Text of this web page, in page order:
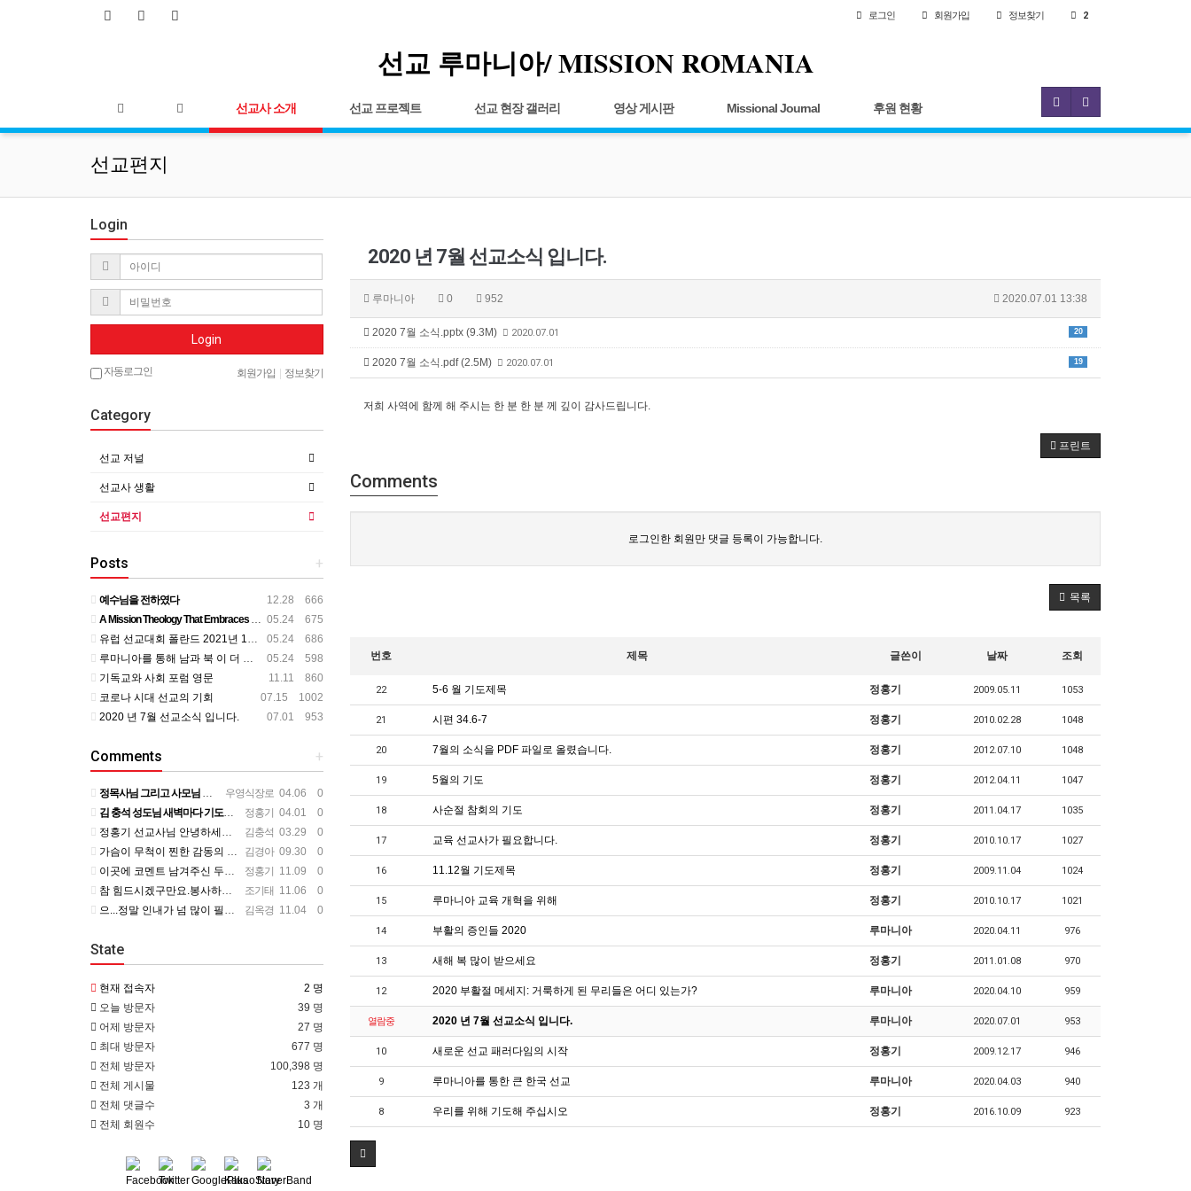
로그인 회원가입 정보찾기 2
선교 루마니아/ MISSION ROMANIA
선교사 소개 선교 프로젝트 선교 현장 갤러리 영상 게시판 Missional Journal 후원 현황
선교편지
2020 년 7월 선교소식 입니다.
루마니아 0 952 2020.07.01 13:38
20
2020 7월 소식.pptx (9.3M) 2020.07.01
19
2020 7월 소식.pdf (2.5M) 2020.07.01
저희 사역에 함께 해 주시는 한 분 한 분 께 깊이 감사드립니다.
프린트
Comments
로그인한 회원만 댓글 등록이 가능합니다.
목록
번호 제목 글쓴이 날짜 조회
22 5-6 월 기도제목 정홍기 2009.05.11 1053
21 시편 34.6-7 정홍기 2010.02.28 1048
20 7월의 소식을 PDF 파일로 올렸습니다. 정홍기 2012.07.10 1048
19 5월의 기도 정홍기 2012.04.11 1047
18 사순절 참회의 기도 정홍기 2011.04.17 1035
17 교육 선교사가 필요합니다. 정홍기 2010.10.17 1027
16 11.12월 기도제목 정홍기 2009.11.04 1024
15 루마니아 교육 개혁을 위해 정홍기 2010.10.17 1021
14 부활의 증인들 2020 루마니아 2020.04.11 976
13 새해 복 많이 받으세요 정홍기 2011.01.08 970
12 2020 부활절 메세지: 거룩하게 된 무리들은 어디 있는가? 루마니아 2020.04.10 959
열람중 2020 년 7월 선교소식 입니다. 루마니아 2020.07.01 953
10 새로운 선교 패러다임의 시작 정홍기 2009.12.17 946
9 루마니아를 통한 큰 한국 선교 루마니아 2020.04.03 940
8 우리를 위해 기도해 주십시오 정홍기 2016.10.09 923
Login
Login
자동로그인 회원가입 정보찾기
Category
선교 저널
선교사 생활
선교편지
+
Posts
12.28 666
예수님을 전하였다
05.24 675
A Mission Theology That Embraces All Aspects of Human Life
05.24 686
유럽 선교대회 폴란드 2021년 11월
05.24 598
루마니아를 통해 남과 북 이 더 가까이
11.11 860
기독교와 사회 포럼 영문
07.15 1002
코로나 시대 선교의 기회
07.01 953
2020 년 7월 선교소식 입니다.
+
Comments
우영식장로 04.06 0
정목사님 그리고 사모님 뵌지가 벌써 2년정도 되는것 같습니다. 그동안도 주님 크신 사랑안에서 평안하시리라 믿…
정홍기 04.01 0
김 충석 성도님 새벽마다 기도하신 다는 소식에 큰 위로를 받습니다. 주님께 대한 사랑이라 생각 됩니다. 주님…
김충석 03.29 0
정홍기 선교사님 안녕하세요? 저는 수영로교회를 섬기는 김충석성도입니다. 국민은행에 근무하고 있구요. 지난번 …
김경아 09.30 0
가슴이 무척이 찐한 감동의 편지를 읽었습니다. 너무나 서로의 변함 없는 사랑을 본 받길 원합니다. 정말 예전…
정홍기 11.09 0
이곳에 코멘트 남겨주신 두분이 보고 싶군요. 일일히 소식 전하지 못함을 죄송하개 생각합니다.
조기태 11.06 0
참 힘드시겠구만요.봉사하는 맴버가 욕심을 부린다는거....언제나 그 마음이 변할려나.... 정말 스트레스 많…
김옥경 11.04 0
으...정말 인내가 넘 많이 필요하시겠어요... 들어와 보니 넘 좋은데...선교사님 옆에서 얘기 듣고 있는거…
State
현재 접속자
2 명
오늘 방문자
39 명
어제 방문자
27 명
최대 방문자
677 명
전체 방문자
100,398 명
전체 게시물
123 개
전체 댓글수
3 개
전체 회원수
10 명